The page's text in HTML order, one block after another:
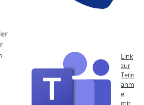
Link
zur
Teiln
ahm
e